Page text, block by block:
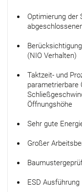
Optimierung der
(NIO Verhalten)
Taktzeit- und
parametrierbare
Öffnungshöhe
Sehr gute
Großer
ESD Ausführung